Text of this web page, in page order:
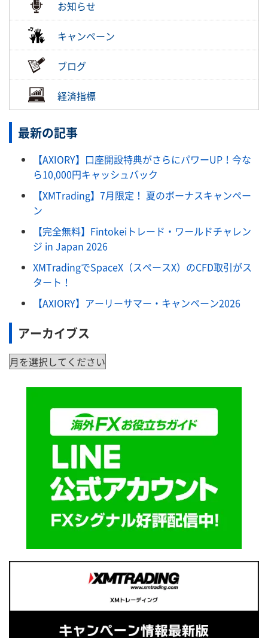
お知らせ
キャンペーン
ブログ
経済指標
最新の記事
【AXIORY】口座開設特典がさらにパワーUP！今な
ら10,000円キャッシュバック
【XMTrading】7月限定！ 夏のボーナスキャンペー
ン
【完全無料】Fintokeiトレード・ワールドチャレン
ジ in Japan 2026
XMTradingでSpaceX（スペースX）のCFD取引がス
タート！
【AXIORY】アーリーサマー・キャンペーン2026
アーカイブス